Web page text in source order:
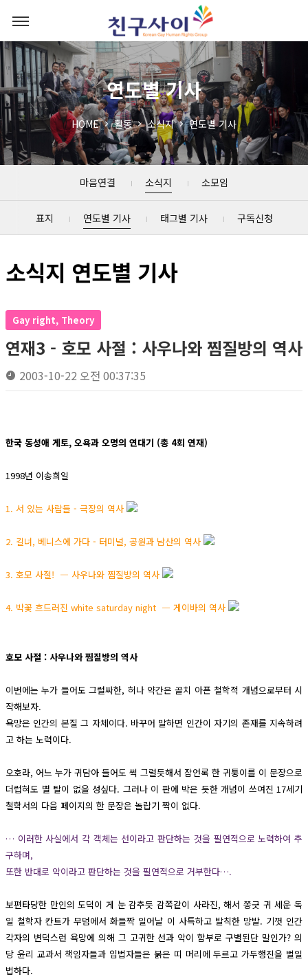
연도별 기사
HOME 활동 소식지 연도별 기사
마음연결 소식지 소모임
표지 연도별 기사 태그별 기사 구독신청
소식지 연도별 기사
Gay right, Theory
연재3 - 호모 사절 : 사우나와 찜질방의 역사
2003-10-22 오전 00:37:35
한국 동성애 게토, 오욕과 오명의 연대기 (총 4회 연재)
1998년 이송희일
1. 서 있는 사람들 - 극장의 역사
2. 길녀, 베니스에 가다 - 터미널, 공원과 남산의 역사
3. 호모 사절! ― 사우나와 찜질방의 역사
4. 박꽃 흐드러진 white saturday night ― 게이바의 역사
호모 사절 : 사우나와 찜질방의 역사
이번에는 누가 들어도 그럴싸한, 허나 약간은 골치 아픈 철학적 개념으로부터 시
작해보자.
욕망은 인간의 본질 그 자체이다. 바꾸어 말하면 인간이 자기의 존재를 지속하려
고 하는 노력이다.
오호라, 어느 누가 귀담아 들어도 썩 그럴듯해서 잠언록 한 귀퉁이를 이 문장으로
더럽혀도 별 탈이 없을 성싶다. 그러나 이 판에 박은 듯한 개념이 쓰여진 17세기
철학서의 다음 페이지의 한 문장은 놀랍기 짝이 없다.
… 이러한 사실에서 각 객체는 선이라고 판단하는 것을 필연적으로 노력하여 추
구하며,
또한 반대로 악이라고 판단하는 것을 필연적으로 거부한다….
보편타당한 만인의 도덕이 게 눈 감추듯 감쪽같이 사라진, 해서 쫑긋 귀 세운 독
일 철학자 칸트가 무덤에서 화들짝 일어날 이 사특하고 발칙한 망발. 기껏 인간
각자의 변덕스런 욕망에 의해 그 고귀한 선과 악이 함부로 구별된단 말인가? 의
당 윤리 교과서 책임자들과 입법자들은 붉은 띠 머리에 두르고 가두행진을 벌일
법하다.